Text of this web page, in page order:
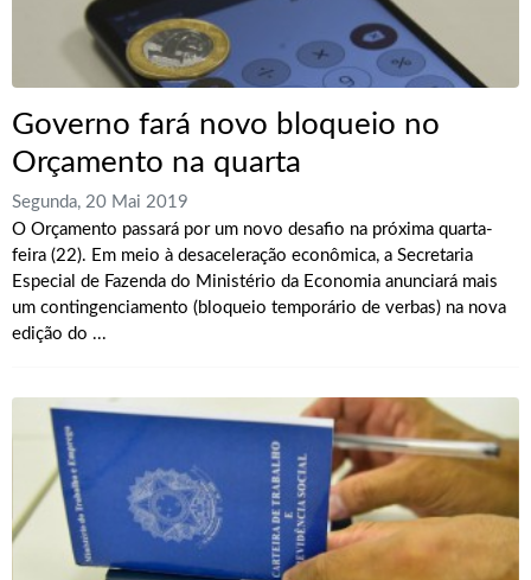
Governo fará novo bloqueio no
Orçamento na quarta
Segunda, 20 Mai 2019
O Orçamento passará por um novo desafio na próxima quarta-
feira (22). Em meio à desaceleração econômica, a Secretaria
Especial de Fazenda do Ministério da Economia anunciará mais
um contingenciamento (bloqueio temporário de verbas) na nova
edição do ...